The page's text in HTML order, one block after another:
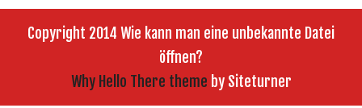
Copyright 2014 Wie kann man eine unbekannte Datei
öffnen?
Why Hello There theme by Siteturner